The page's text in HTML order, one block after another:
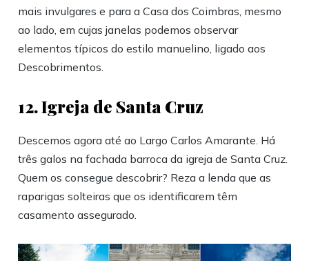
mais invulgares e para a Casa dos Coimbras, mesmo
ao lado, em cujas janelas podemos observar
elementos típicos do estilo manuelino, ligado aos
Descobrimentos.
12. Igreja de Santa Cruz
Descemos agora até ao Largo Carlos Amarante. Há
três galos na fachada barroca da igreja de Santa Cruz.
Quem os consegue descobrir? Reza a lenda que as
raparigas solteiras que os identificarem têm
casamento assegurado.